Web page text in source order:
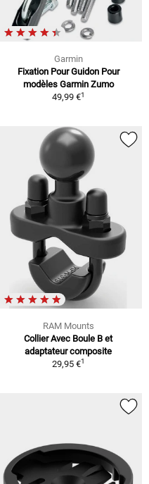
Garmin
Fixation Pour Guidon Pour
modèles Garmin Zumo
49,99 €1
RAM Mounts
Collier Avec Boule B et
adaptateur composite
29,95 €1